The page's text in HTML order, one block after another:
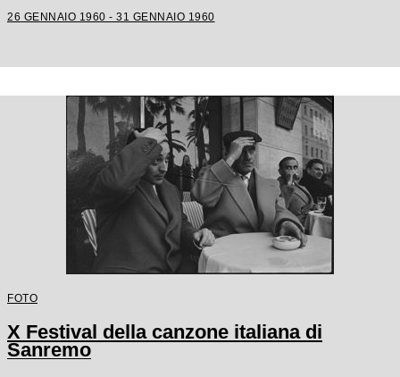
26 GENNAIO 1960 - 31 GENNAIO 1960
FOTO
X Festival della canzone italiana di
Sanremo